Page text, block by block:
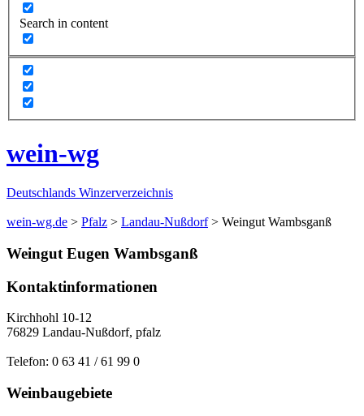
Search in content
wein-wg
Deutschlands Winzerverzeichnis
wein-wg.de > Pfalz > Landau-Nußdorf> Weingut Wambsganß
Weingut Eugen Wambsganß
Kontaktinformationen
Kirchhohl 10-12
76829 Landau-Nußdorf, pfalz
Telefon: 0 63 41 / 61 99 0
Weinbaugebiete